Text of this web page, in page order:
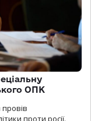
ОПК